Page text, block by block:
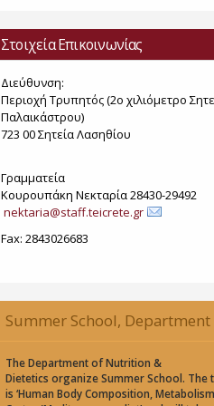
Στοιχεία Επικοινωνίας
Διεύθυνση:
Περιοχή Τρυπητός (2o χιλιόμετρο
Παλαικάστρου)
723 00 Σητεία Λασηθίου
Γραμματεία
Κουρουπάκη Νεκταρία 28430-29492
nektaria@staff.teicrete.gr
Fax: 2843026683
Summer School,
Nutrition & Dietetics, CoMet
The Department of Nutrition &
Dietetics organize Summer School. The
is ‘Human Body Composition,